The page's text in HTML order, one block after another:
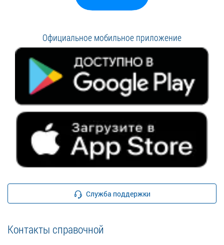
Официальное мобильное приложение
Служба поддержки
Контакты справочной